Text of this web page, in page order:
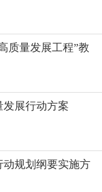
质量发展工程”教
展行动方案
规划纲要实施方